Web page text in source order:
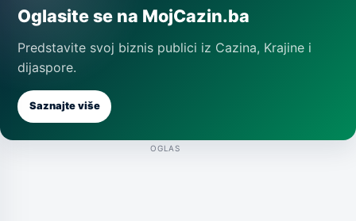
Oglasite se na MojCazin.ba
Predstavite svoj biznis publici iz Cazina, Krajine i
dijaspore.
Saznajte više
OGLAS